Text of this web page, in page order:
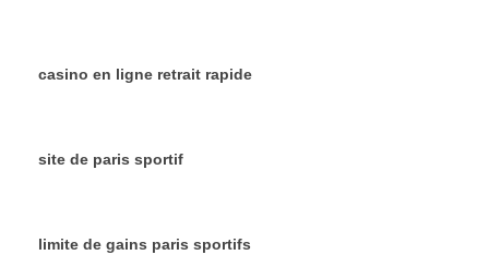
casino en ligne retrait rapide
site de paris sportif
limite de gains paris sportifs